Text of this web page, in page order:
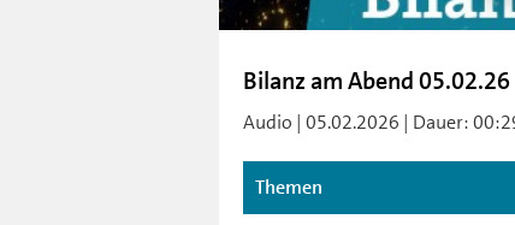
Bilanz am Abend 05.02.26
Audio | 05.02.2026 | Dauer:
Themen